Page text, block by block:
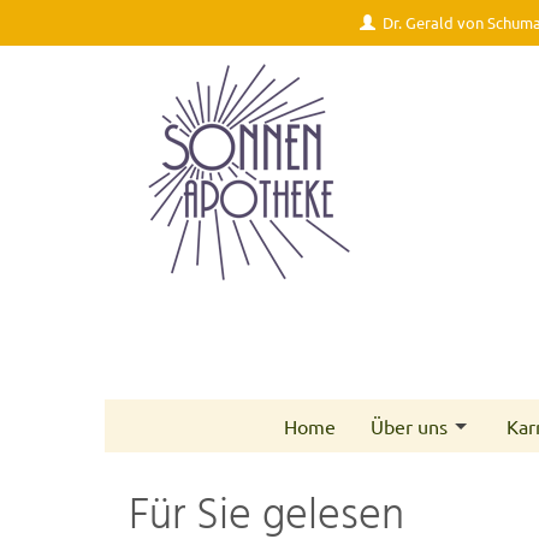
Dr. Gerald von
Home Über uns
Für Sie gelesen